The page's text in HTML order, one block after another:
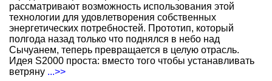
рассматривают возможность использования этой
технологии для удовлетворения собственных
энергетических потребностей. Прототип, который
полгода назад только что поднялся в небо над
Сычуанем, теперь превращается в целую отрасль.
Идея S2000 проста: вместо того чтобы устанавливать
ветряну ...>>